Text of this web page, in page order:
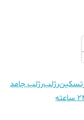
رژلبرژلب جامد